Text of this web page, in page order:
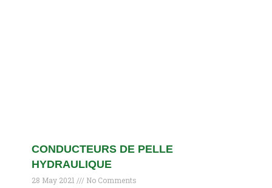
CONDUCTEURS DE PELLE
HYDRAULIQUE
28 May 2021
No Comments